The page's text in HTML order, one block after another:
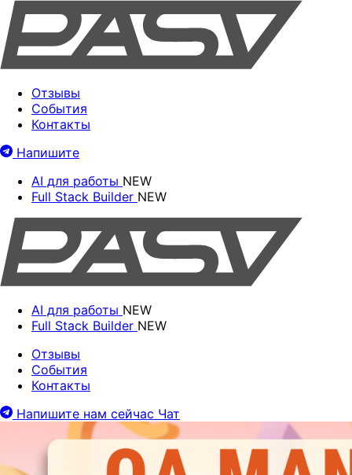
Отзывы
События
Контакты
Напишите
AI для работы NEW
Full Stack Builder NEW
AI для работы NEW
Full Stack Builder NEW
Отзывы
События
Контакты
Напишите нам сейчас Чат